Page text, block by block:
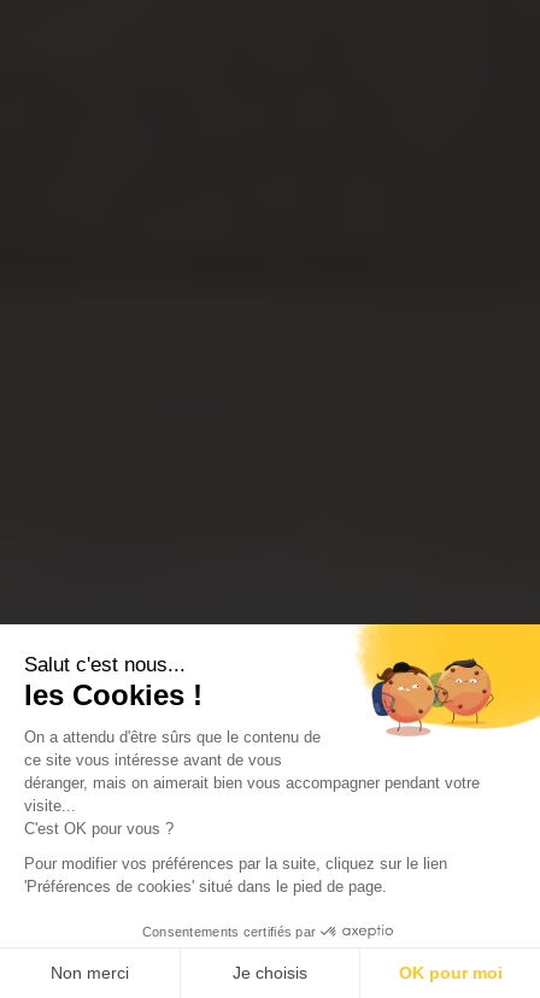
Salut c'est nous...
les Cookies !
On a attendu d'être sûrs que le contenu de
ce site vous intéresse avant de vous
déranger, mais on aimerait bien vous accompagner pendant votre
visite...
C'est OK pour vous ?
Pour modifier vos préférences par la suite, cliquez sur le lien
'Préférences de cookies' situé dans le pied de page.
Consentements certifiés par
Non merci Je choisis OK pour moi